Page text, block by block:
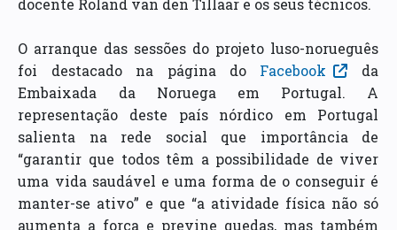
O arranque das sessões do projeto luso-norueguês
foi destacado na página do Facebook
da
Embaixada da Noruega em Portugal. A
representação deste país nórdico em Portugal
salienta na rede social que importância de
“garantir que todos têm a possibilidade de viver
uma vida saudável e uma forma de o conseguir é
manter-se ativo” e que “a atividade física não só
aumenta a força e previne quedas, mas também